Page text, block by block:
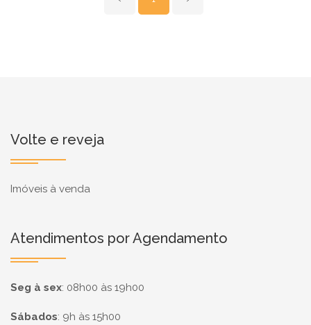
Volte e reveja
Imóveis à venda
Atendimentos por Agendamento
Seg à sex: 08h00 às 19h00
Sábados: 9h às 15h00